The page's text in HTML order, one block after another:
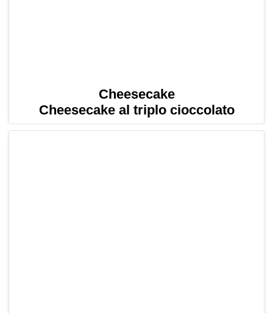
Cheesecake
Cheesecake al triplo cioccolato